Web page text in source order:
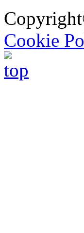
Cookie